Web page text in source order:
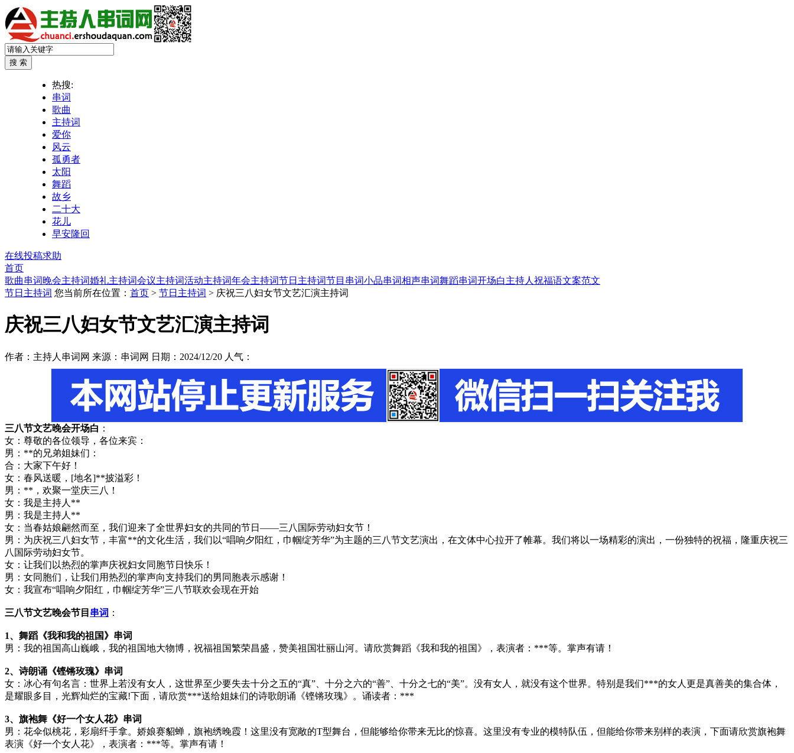
热搜:
串词
歌曲
主持词
爱你
风云
孤勇者
太阳
舞蹈
故乡
二十大
花儿
早安隆回
在线投稿求助
首页
歌曲串词晚会主持词婚礼主持词会议主持词活动主持词年会主持词节日主持词节目串词小品串词相声串词舞蹈串词开场白主持人 祝福语文案范文
节日主持词 您当前所在位置： 首页 > 节日主持词 > 庆祝三八妇女节文艺汇演主持词
庆祝三八妇女节文艺汇演主持词
作者：主持人串词网 来源：串词网 日期：2024/12/20 人气：
三八节文艺晚会开场白 ：
女：尊敬的各位领导，各位来宾：
男：**的兄弟姐妹们：
合：大家下午好！
女：春风送暖，[地名]**披溢彩！
男：**，欢聚一堂庆三八！
女：我是主持人**
男：我是主持人**
女：当春姑娘翩然而至，我们迎来了全世界妇女的共同的节日——三八国际劳动妇女节！
男：为庆祝三八妇女节，丰富**的文化生活，我们以“唱响夕阳红，巾帼绽芳华”为主题的三八节文艺演出，在文体中心拉开了帷幕。我们将以一场精彩的演出，一份独特的祝福，隆重庆祝三
八国际劳动妇女节。
女：让我们以热烈的掌声庆祝妇女同胞节日快乐！
男：女同胞们，让我们用热烈的掌声向支持我们的男同胞表示感谢！
女：我宣布“唱响夕阳红，巾帼绽芳华”三八节联欢会现在开始
三八节文艺晚会节目 串词 ：
1、舞蹈《我和我的祖国》串词
男：我的祖国高山巍峨，我的祖国地大物博，祝福祖国繁荣昌盛，赞美祖国壮丽山河。请欣赏舞蹈《我和我的祖国》，表演者：***等。掌声有请！
2、诗朗诵《铿锵玫瑰》串词
女：冰心有句名言：世界上若没有女人，这世界至少要失去十分之五的“真”、十分之六的“善”、十分之七的“美”。没有女人，就没有这个世界。特别是我们***的女人更是真善美的集合体，
是耀眼多目，光辉灿烂的宝藏!下面，请欣赏***送给姐妹们的诗歌朗诵《铿锵玫瑰》。诵读者：***
3、旗袍舞《好一个女人花》串词
男：花伞似桃花，彩扇纤手拿。娇娘赛貂蝉，旗袍绣晚霞！这里没有宽敞的T型舞台，但能够给你带来无比的惊喜。这里没有专业的模特队伍，但能给你带来别样的表演，下面请欣赏旗袍舞
表演《好一个女人花》，表演者：***等。掌声有请！